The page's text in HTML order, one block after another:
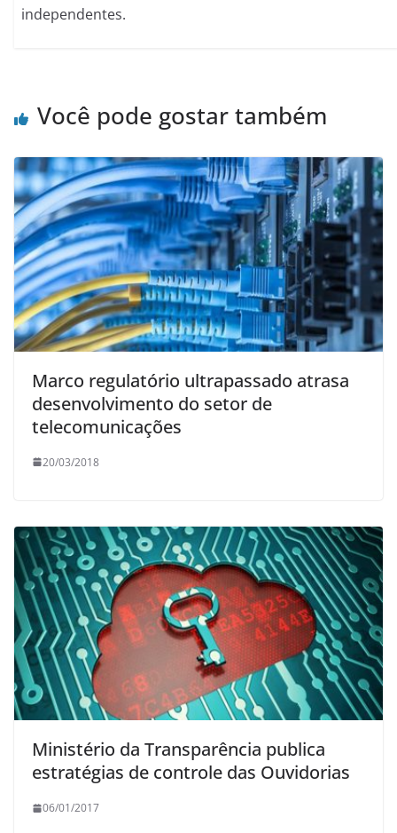
independentes.
Você pode gostar também
Marco regulatório ultrapassado atrasa
desenvolvimento do setor de
telecomunicações
20/03/2018
Ministério da Transparência publica
estratégias de controle das Ouvidorias
06/01/2017